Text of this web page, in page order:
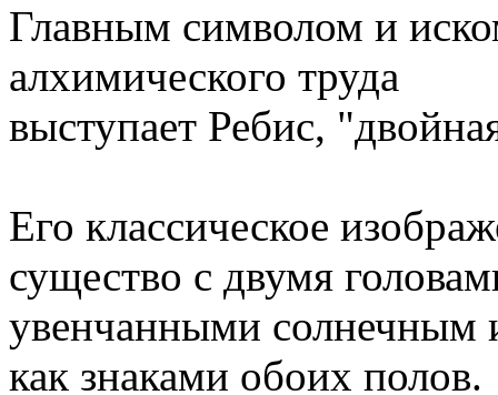
Главным символом и
алхимического труда
выступает Ребис,
Его классическое
существо с двумя
увенчанными солнечным
как знаками обоих полов.